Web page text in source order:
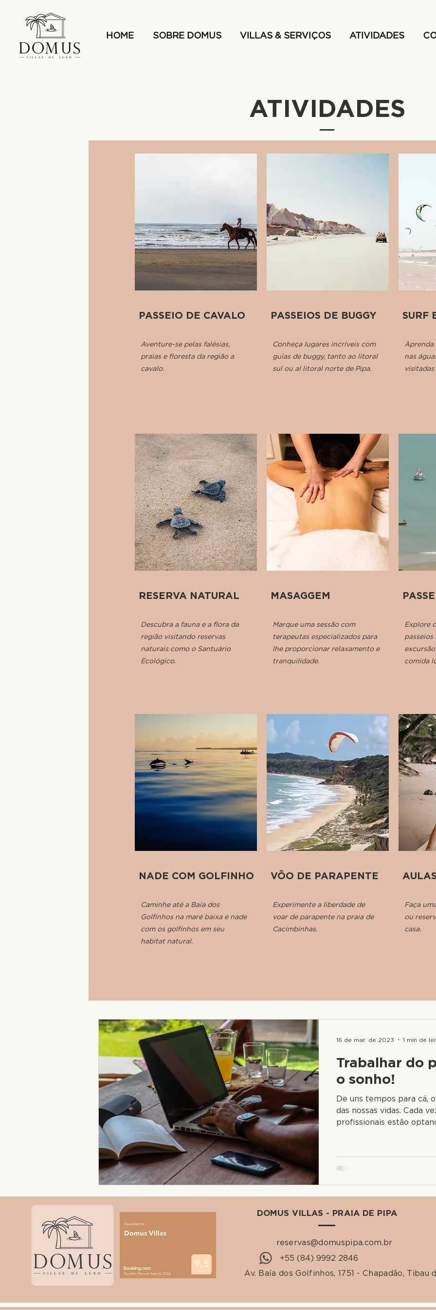
HOME SOBRE DOMUS VILLAS & SERVIÇOS ATIVIDADES
ATIVIDADES
PASSEIO DE CAVALO
Aventure-se pelas falésias,
praias e floresta da região a
cavalo.
RESERVA NATURAL
Descubra a fauna e a flora da
região visitando reservas
naturais como o Santuário
Ecológico.
NADE COM GOLFINHO
Caminhe até a Baía dos
Golfinhos na maré baixa e nade
com os golfinhos em seu
habitat natural.
PASSEIOS DE BUGGY
Conheça lugares incríveis com
guias de buggy, tanto ao litoral
sul ou al litoral norte de Pipa.
MASAGGEM
Marque uma sessão com
terapeutas especializados para
lhe proporcionar relaxamento e
tranquilidade.
VÔO DE PARAPENTE
Experimente a liberdade de
voar de parapente na praia de
Cacimbinhas.
SURF
Aprenda
nas
Explore
comida
Faça
ou
casa.
Trabalhar do
o sonho!
De uns tempos para cá,
das nossas vidas. Cada
profissionais estão
16 de mar. de 2023 1 min de
DOMUS VILLAS - PRAIA DE PIPA
reservas@domuspipa.com.br
Av. Baía dos Golfinhos, 1751 - Chapadão, Tibau
+55 (84) 9992 2846